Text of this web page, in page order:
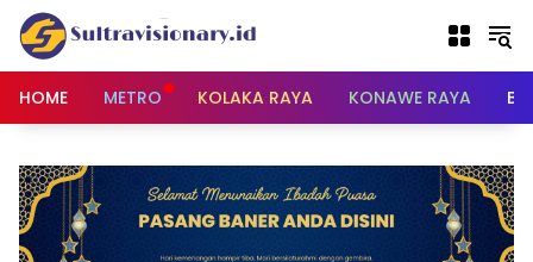
Langsung
konten
HOME
METRO KOLAKA RAYA KONAWE RAYA